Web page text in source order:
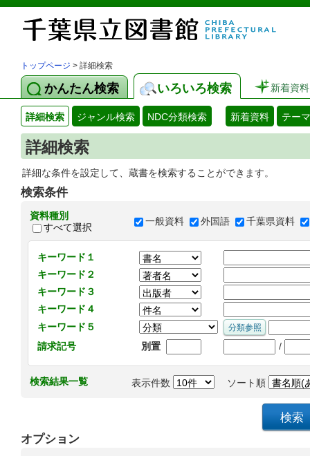
トップページ > 詳細検索
かんたん検索 いろいろ検索 新着資料
詳細検索 ジャンル検索 NDC分類検索 新着資料 テー
詳細検索
詳細な条件を設定して、蔵書を検索することができます。
検索条件
資料種別
すべて選択
一般資料 外国語 千葉県資料
キーワード１
キーワード２
キーワード３
キーワード４
キーワード５
請求記号
別置 /
検索結果一覧 表示件数 ソート順
オプション